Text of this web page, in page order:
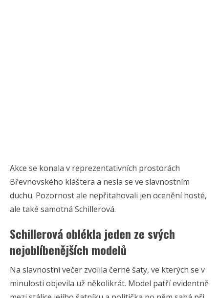
Akce se konala v reprezentativních prostorách
Břevnovského kláštera a nesla se ve slavnostním
duchu. Pozornost ale nepřitahovali jen ocenění hosté,
ale také samotná Schillerová.
Schillerová oblékla jeden ze svých
nejoblíbenějších modelů
Na slavnostní večer zvolila černé šaty, ve kterých se v
minulosti objevila už několikrát. Model patří evidentně